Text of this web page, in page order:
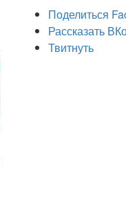
Поделиться
Рассказать
Твитнуть